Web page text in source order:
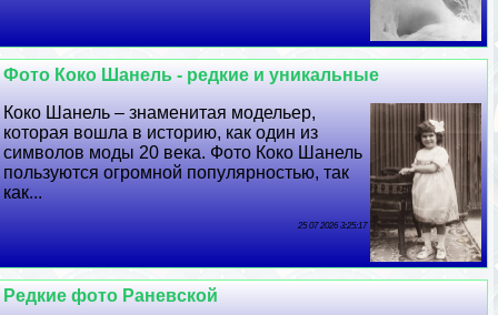
Фото Коко Шанель - редкие и уникальные
Коко Шанель – знаменитая модельер,
которая вошла в историю, как один из
символов моды 20 века. Фото Коко Шанель
пользуются огромной популярностью, так
как...
25 07 2026 3:25:17
Редкие фото Раневской